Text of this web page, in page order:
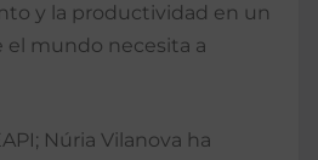
y la productividad en un
mundo necesita a
Núria Vilanova ha